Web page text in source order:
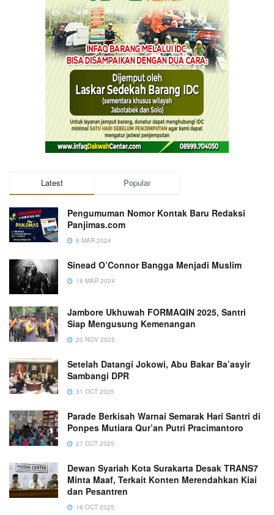
Latest Popular
Pengumuman Nomor Kontak Baru Redaksi
Panjimas.com
8 MAR 2024
Sinead O’Connor Bangga Menjadi Muslim
18 MAR 2024
Jambore Ukhuwah FORMAQIN 2025, Santri
Siap Mengusung Kemenangan
20 NOV 2025
Setelah Datangi Jokowi, Abu Bakar Ba’asyir
Sambangi DPR
31 OCT 2025
Parade Berkisah Warnai Semarak Hari Santri di
Ponpes Mutiara Qur’an Putri Pracimantoro
27 OCT 2025
Dewan Syariah Kota Surakarta Desak TRANS7
Minta Maaf, Terkait Konten Merendahkan Kiai
dan Pesantren
16 OCT 2025